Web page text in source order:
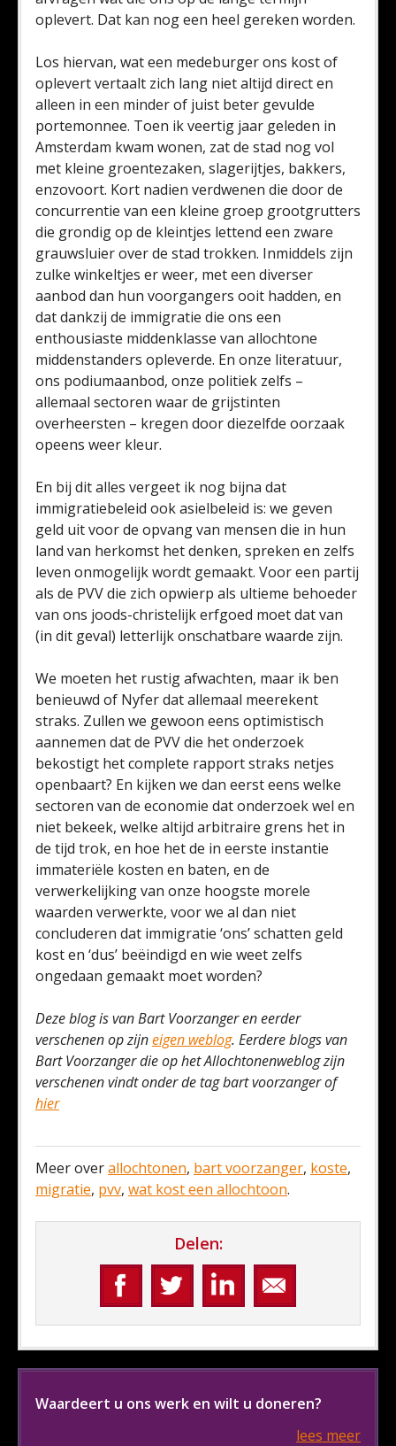
oplevert. Dat kan nog een heel gereken worden.
Los hiervan, wat een medeburger ons kost of
oplevert vertaalt zich lang niet altijd direct en
alleen in een minder of juist beter gevulde
portemonnee. Toen ik veertig jaar geleden in
Amsterdam kwam wonen, zat de stad nog vol
met kleine groentezaken, slagerijtjes, bakkers,
enzovoort. Kort nadien verdwenen die door de
concurrentie van een kleine groep grootgrutters
die grondig op de kleintjes lettend een zware
grauwsluier over de stad trokken. Inmiddels zijn
zulke winkeltjes er weer, met een diverser
aanbod dan hun voorgangers ooit hadden, en
dat dankzij de immigratie die ons een
enthousiaste middenklasse van allochtone
middenstanders opleverde. En onze literatuur,
ons podiumaanbod, onze politiek zelfs –
allemaal sectoren waar de grijstinten
overheersten – kregen door diezelfde oorzaak
opeens weer kleur.
En bij dit alles vergeet ik nog bijna dat
immigratiebeleid ook asielbeleid is: we geven
geld uit voor de opvang van mensen die in hun
land van herkomst het denken, spreken en zelfs
leven onmogelijk wordt gemaakt. Voor een partij
als de PVV die zich opwierp als ultieme behoeder
van ons joods-christelijk erfgoed moet dat van
(in dit geval) letterlijk onschatbare waarde zijn.
We moeten het rustig afwachten, maar ik ben
benieuwd of Nyfer dat allemaal meerekent
straks. Zullen we gewoon eens optimistisch
aannemen dat de PVV die het onderzoek
bekostigt het complete rapport straks netjes
openbaart? En kijken we dan eerst eens welke
sectoren van de economie dat onderzoek wel en
niet bekeek, welke altijd arbitraire grens het in
de tijd trok, en hoe het de in eerste instantie
immateriële kosten en baten, en de
verwerkelijking van onze hoogste morele
waarden verwerkte, voor we al dan niet
concluderen dat immigratie ‘ons’ schatten geld
kost en ‘dus’ beëindigd en wie weet zelfs
ongedaan gemaakt moet worden?
Deze blog is van Bart Voorzanger en eerder
verschenen op zijneigen weblog. Eerdere blogs van
Bart Voorzanger die op het Allochtonenweblog zijn
verschenen vindt onder de tag bart voorzanger of
hier
Meer overallochtonen, bart voorzanger, koste,
migratie, pvv, wat kost een allochtoon.
Delen:
Waardeert u ons werk en wilt u doneren?
lees meer